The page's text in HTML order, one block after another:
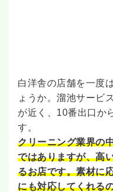
白洋舎の店舗を一度
ょうか。溜池サービ
が近く、10番出口か
す。
クリーニング業界の
ではありますが、高
るお店です。素材に
にも対応してくれる